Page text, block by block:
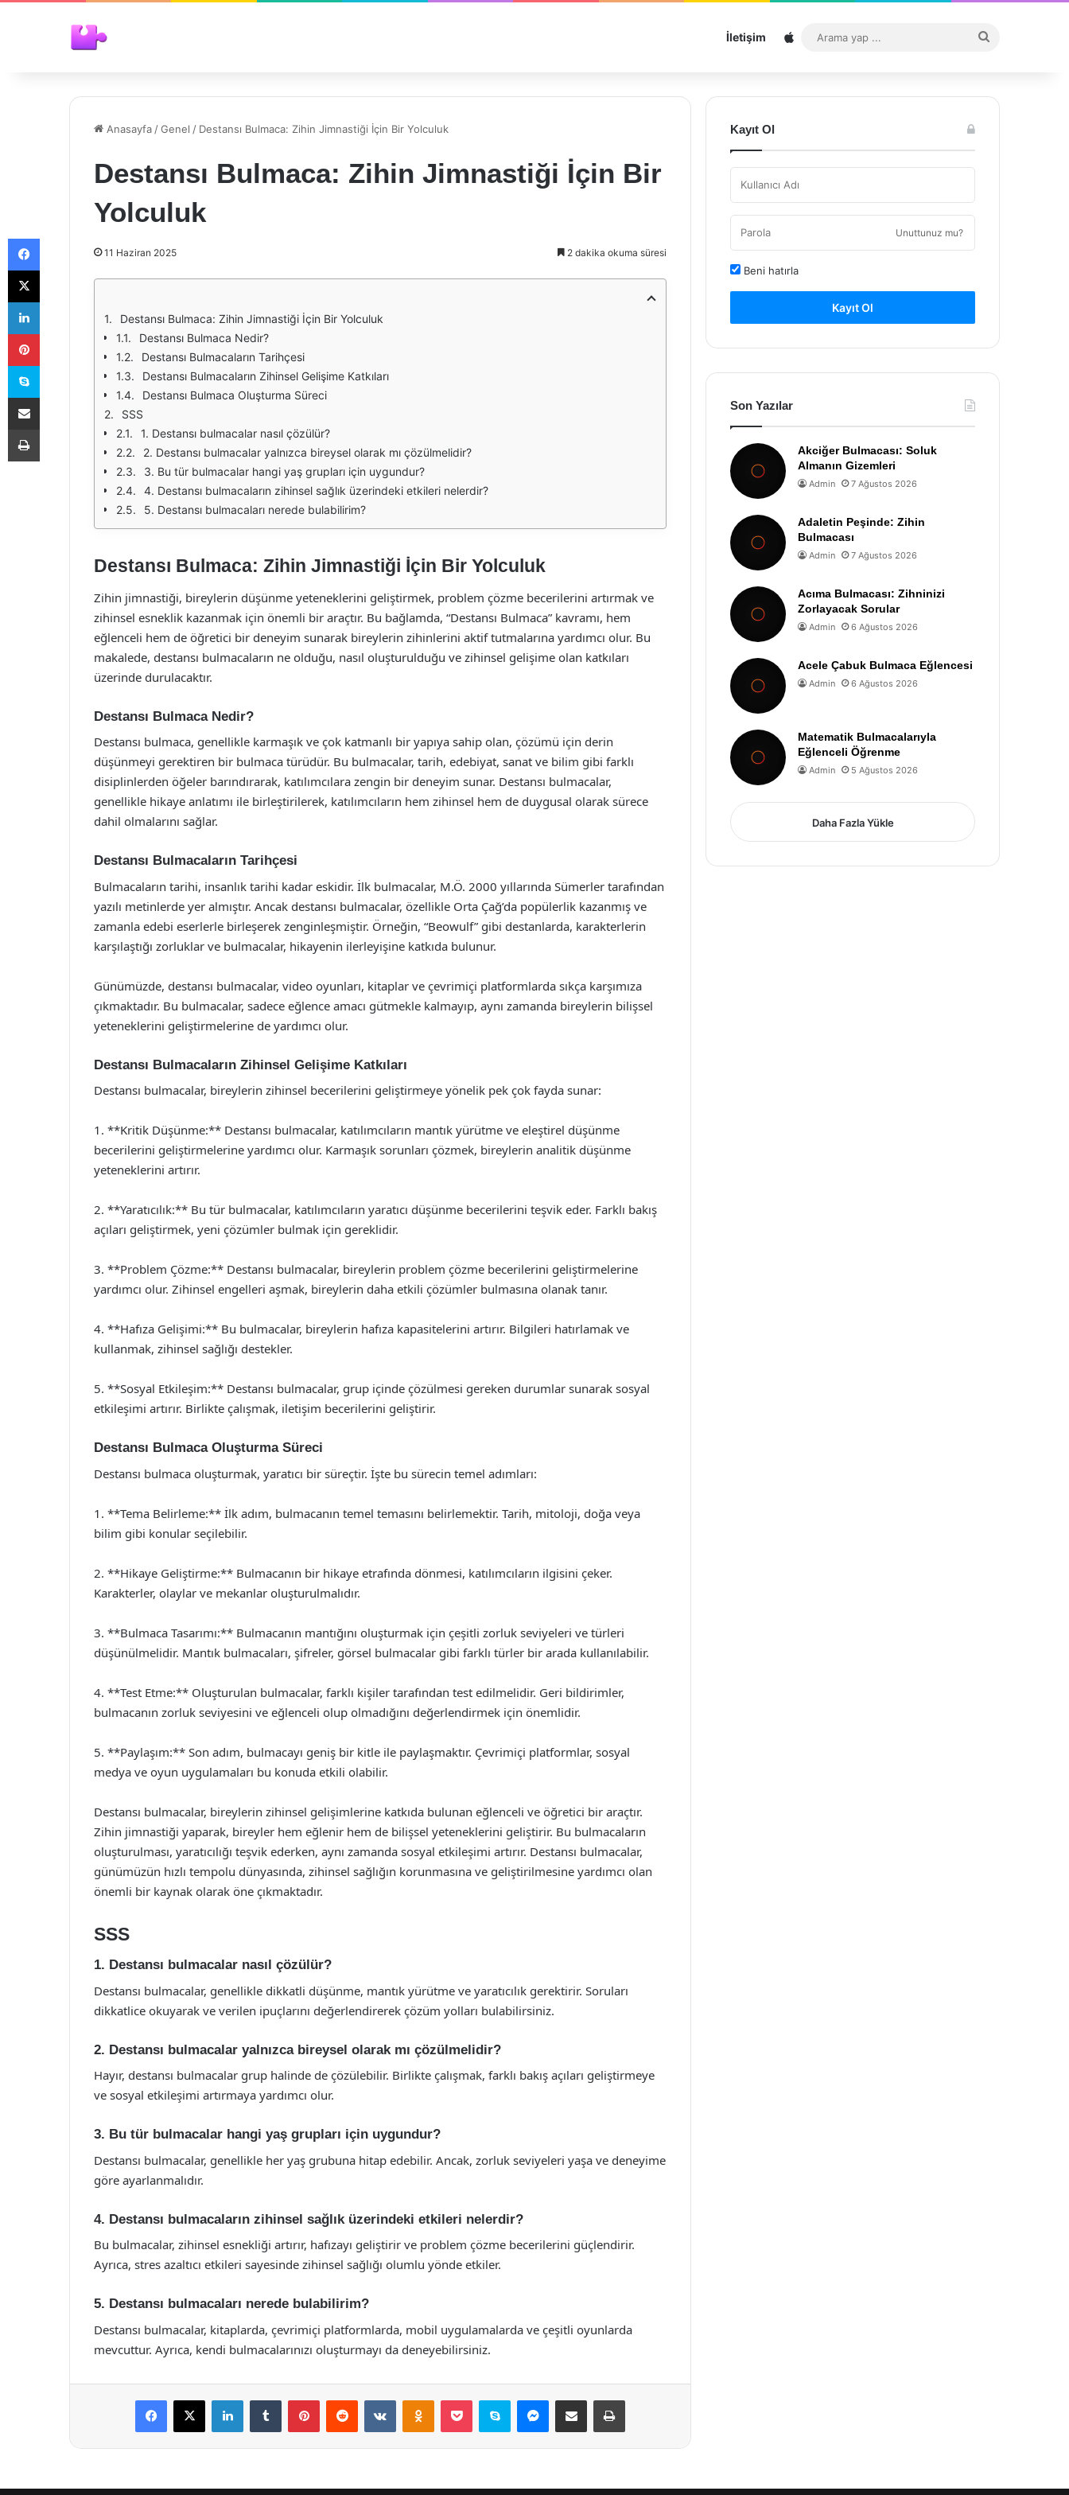
İletişim Sitemap
...
Anasayfa /Genel / Destansı Bulmaca: Zihin Jimnastiği İçin Bir Yolculuk
Destansı Bulmaca: Zihin Jimnastiği İçin Bir
Yolculuk
11 Haziran 2025 2 dakika okuma süresi
Destansı Bulmaca: Zihin Jimnastiği İçin Bir Yolculuk
Destansı Bulmaca Nedir?
Destansı Bulmacaların Tarihçesi
Destansı Bulmacaların Zihinsel Gelişime Katkıları
Destansı Bulmaca Oluşturma Süreci
SSS
1. Destansı bulmacalar nasıl çözülür?
2. Destansı bulmacalar yalnızca bireysel olarak mı çözülmelidir?
3. Bu tür bulmacalar hangi yaş grupları için uygundur?
4. Destansı bulmacaların zihinsel sağlık üzerindeki etkileri nelerdir?
5. Destansı bulmacaları nerede bulabilirim?
Destansı Bulmaca: Zihin Jimnastiği İçin Bir Yolculuk
Zihin jimnastiği, bireylerin düşünme yeteneklerini geliştirmek, problem çözme becerilerini artırmak ve
zihinsel esneklik kazanmak için önemli bir araçtır. Bu bağlamda, “Destansı Bulmaca” kavramı, hem
eğlenceli hem de öğretici bir deneyim sunarak bireylerin zihinlerini aktif tutmalarına yardımcı olur. Bu
makalede, destansı bulmacaların ne olduğu, nasıl oluşturulduğu ve zihinsel gelişime olan katkıları
üzerinde durulacaktır.
Destansı Bulmaca Nedir?
Destansı bulmaca, genellikle karmaşık ve çok katmanlı bir yapıya sahip olan, çözümü için derin
düşünmeyi gerektiren bir bulmaca türüdür. Bu bulmacalar, tarih, edebiyat, sanat ve bilim gibi farklı
disiplinlerden öğeler barındırarak, katılımcılara zengin bir deneyim sunar. Destansı bulmacalar,
genellikle hikaye anlatımı ile birleştirilerek, katılımcıların hem zihinsel hem de duygusal olarak sürece
dahil olmalarını sağlar.
Destansı Bulmacaların Tarihçesi
Bulmacaların tarihi, insanlık tarihi kadar eskidir. İlk bulmacalar, M.Ö. 2000 yıllarında Sümerler tarafından
yazılı metinlerde yer almıştır. Ancak destansı bulmacalar, özellikle Orta Çağ’da popülerlik kazanmış ve
zamanla edebi eserlerle birleşerek zenginleşmiştir. Örneğin, “Beowulf” gibi destanlarda, karakterlerin
karşılaştığı zorluklar ve bulmacalar, hikayenin ilerleyişine katkıda bulunur.
Günümüzde, destansı bulmacalar, video oyunları, kitaplar ve çevrimiçi platformlarda sıkça karşımıza
çıkmaktadır. Bu bulmacalar, sadece eğlence amacı gütmekle kalmayıp, aynı zamanda bireylerin bilişsel
yeteneklerini geliştirmelerine de yardımcı olur.
Destansı Bulmacaların Zihinsel Gelişime Katkıları
Destansı bulmacalar, bireylerin zihinsel becerilerini geliştirmeye yönelik pek çok fayda sunar:
1. **Kritik Düşünme:** Destansı bulmacalar, katılımcıların mantık yürütme ve eleştirel düşünme
becerilerini geliştirmelerine yardımcı olur. Karmaşık sorunları çözmek, bireylerin analitik düşünme
yeteneklerini artırır.
2. **Yaratıcılık:** Bu tür bulmacalar, katılımcıların yaratıcı düşünme becerilerini teşvik eder. Farklı bakış
açıları geliştirmek, yeni çözümler bulmak için gereklidir.
3. **Problem Çözme:** Destansı bulmacalar, bireylerin problem çözme becerilerini geliştirmelerine
yardımcı olur. Zihinsel engelleri aşmak, bireylerin daha etkili çözümler bulmasına olanak tanır.
4. **Hafıza Gelişimi:** Bu bulmacalar, bireylerin hafıza kapasitelerini artırır. Bilgileri hatırlamak ve
kullanmak, zihinsel sağlığı destekler.
5. **Sosyal Etkileşim:** Destansı bulmacalar, grup içinde çözülmesi gereken durumlar sunarak sosyal
etkileşimi artırır. Birlikte çalışmak, iletişim becerilerini geliştirir.
Destansı Bulmaca Oluşturma Süreci
Destansı bulmaca oluşturmak, yaratıcı bir süreçtir. İşte bu sürecin temel adımları:
1. **Tema Belirleme:** İlk adım, bulmacanın temel temasını belirlemektir. Tarih, mitoloji, doğa veya
bilim gibi konular seçilebilir.
2. **Hikaye Geliştirme:** Bulmacanın bir hikaye etrafında dönmesi, katılımcıların ilgisini çeker.
Karakterler, olaylar ve mekanlar oluşturulmalıdır.
3. **Bulmaca Tasarımı:** Bulmacanın mantığını oluşturmak için çeşitli zorluk seviyeleri ve türleri
düşünülmelidir. Mantık bulmacaları, şifreler, görsel bulmacalar gibi farklı türler bir arada kullanılabilir.
4. **Test Etme:** Oluşturulan bulmacalar, farklı kişiler tarafından test edilmelidir. Geri bildirimler,
bulmacanın zorluk seviyesini ve eğlenceli olup olmadığını değerlendirmek için önemlidir.
5. **Paylaşım:** Son adım, bulmacayı geniş bir kitle ile paylaşmaktır. Çevrimiçi platformlar, sosyal
medya ve oyun uygulamaları bu konuda etkili olabilir.
Destansı bulmacalar, bireylerin zihinsel gelişimlerine katkıda bulunan eğlenceli ve öğretici bir araçtır.
Zihin jimnastiği yaparak, bireyler hem eğlenir hem de bilişsel yeteneklerini geliştirir. Bu bulmacaların
oluşturulması, yaratıcılığı teşvik ederken, aynı zamanda sosyal etkileşimi artırır. Destansı bulmacalar,
günümüzün hızlı tempolu dünyasında, zihinsel sağlığın korunmasına ve geliştirilmesine yardımcı olan
önemli bir kaynak olarak öne çıkmaktadır.
SSS
1. Destansı bulmacalar nasıl çözülür?
Destansı bulmacalar, genellikle dikkatli düşünme, mantık yürütme ve yaratıcılık gerektirir. Soruları
dikkatlice okuyarak ve verilen ipuçlarını değerlendirerek çözüm yolları bulabilirsiniz.
2. Destansı bulmacalar yalnızca bireysel olarak mı çözülmelidir?
Hayır, destansı bulmacalar grup halinde de çözülebilir. Birlikte çalışmak, farklı bakış açıları geliştirmeye
ve sosyal etkileşimi artırmaya yardımcı olur.
3. Bu tür bulmacalar hangi yaş grupları için uygundur?
Destansı bulmacalar, genellikle her yaş grubuna hitap edebilir. Ancak, zorluk seviyeleri yaşa ve deneyime
göre ayarlanmalıdır.
4. Destansı bulmacaların zihinsel sağlık üzerindeki etkileri nelerdir?
Bu bulmacalar, zihinsel esnekliği artırır, hafızayı geliştirir ve problem çözme becerilerini güçlendirir.
Ayrıca, stres azaltıcı etkileri sayesinde zihinsel sağlığı olumlu yönde etkiler.
5. Destansı bulmacaları nerede bulabilirim?
Destansı bulmacalar, kitaplarda, çevrimiçi platformlarda, mobil uygulamalarda ve çeşitli oyunlarda
mevcuttur. Ayrıca, kendi bulmacalarınızı oluşturmayı da deneyebilirsiniz.
Facebook
X LinkedInTumblr PinterestReddit VKontakteOdnoklassniki
Pocket Skype Messenger
E-Posta ile paylaş Yazdır
Kayıt Ol
Unuttunuz mu?
Beni hatırla
Kayıt Ol
Son Yazılar
Akciğer Bulmacası: Soluk
Almanın Gizemleri
Admin 7 Ağustos 2026
Adaletin Peşinde: Zihin
Bulmacası
Admin 7 Ağustos 2026
Acıma Bulmacası: Zihninizi
Zorlayacak Sorular
Admin 6 Ağustos 2026
Acele Çabuk Bulmaca Eğlencesi
Admin 6 Ağustos 2026
Matematik Bulmacalarıyla
Eğlenceli Öğrenme
Admin 5 Ağustos 2026
Daha Fazla Yükle
Facebook
X
LinkedIn
Pinterest
Skype
E-Posta ile paylaş